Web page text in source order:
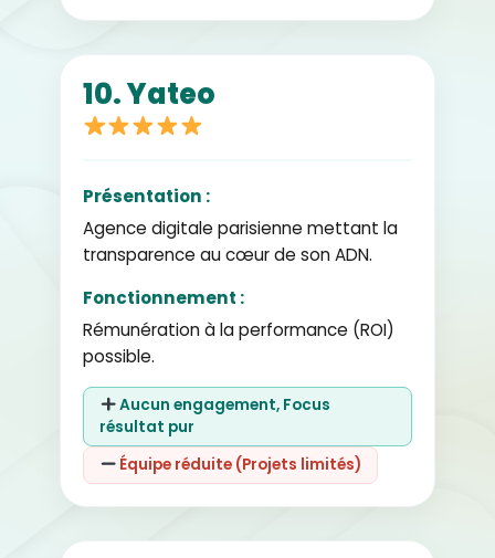
10. Yateo
Présentation :
Agence digitale parisienne mettant la
transparence au cœur de son ADN.
Fonctionnement :
Rémunération à la performance (ROI)
possible.
Aucun engagement, Focus
résultat pur
Équipe réduite (Projets limités)